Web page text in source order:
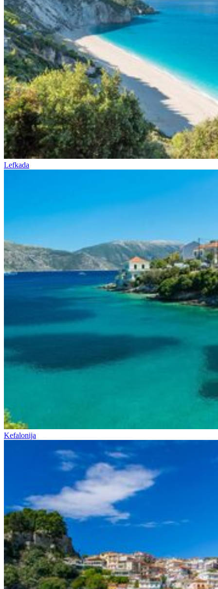
Lefkada
Kefalonija